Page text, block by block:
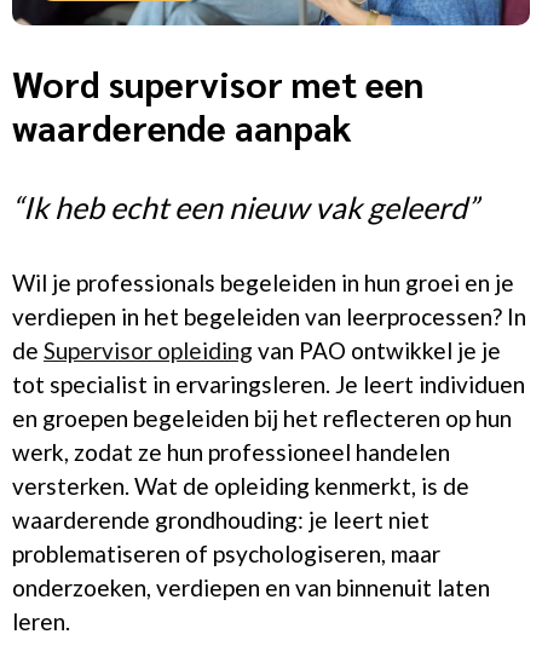
Word supervisor met een
waarderende aanpak
“Ik heb echt een nieuw vak geleerd”
Wil je professionals begeleiden in hun groei en je
verdiepen in het begeleiden van leerprocessen? In
de Supervisor opleiding van PAO ontwikkel je je
tot specialist in ervaringsleren. Je leert individuen
en groepen begeleiden bij het reflecteren op hun
werk, zodat ze hun professioneel handelen
versterken. Wat de opleiding kenmerkt, is de
waarderende grondhouding: je leert niet
problematiseren of psychologiseren, maar
onderzoeken, verdiepen en van binnenuit laten
leren.